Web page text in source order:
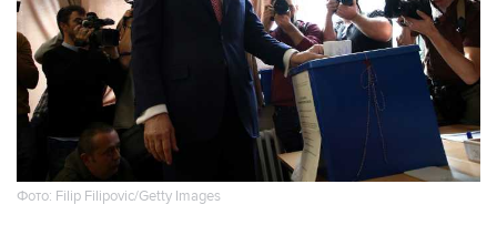
Фото: Filip Filipovic/Getty Images